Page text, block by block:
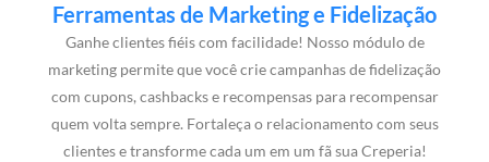
Ferramentas de Marketing e Fidelização
Ganhe clientes fiéis com facilidade! Nosso módulo de
marketing permite que você crie campanhas de fidelização
com cupons, cashbacks e recompensas para recompensar
quem volta sempre. Fortaleça o relacionamento com seus
clientes e transforme cada um em um fã sua Creperia!